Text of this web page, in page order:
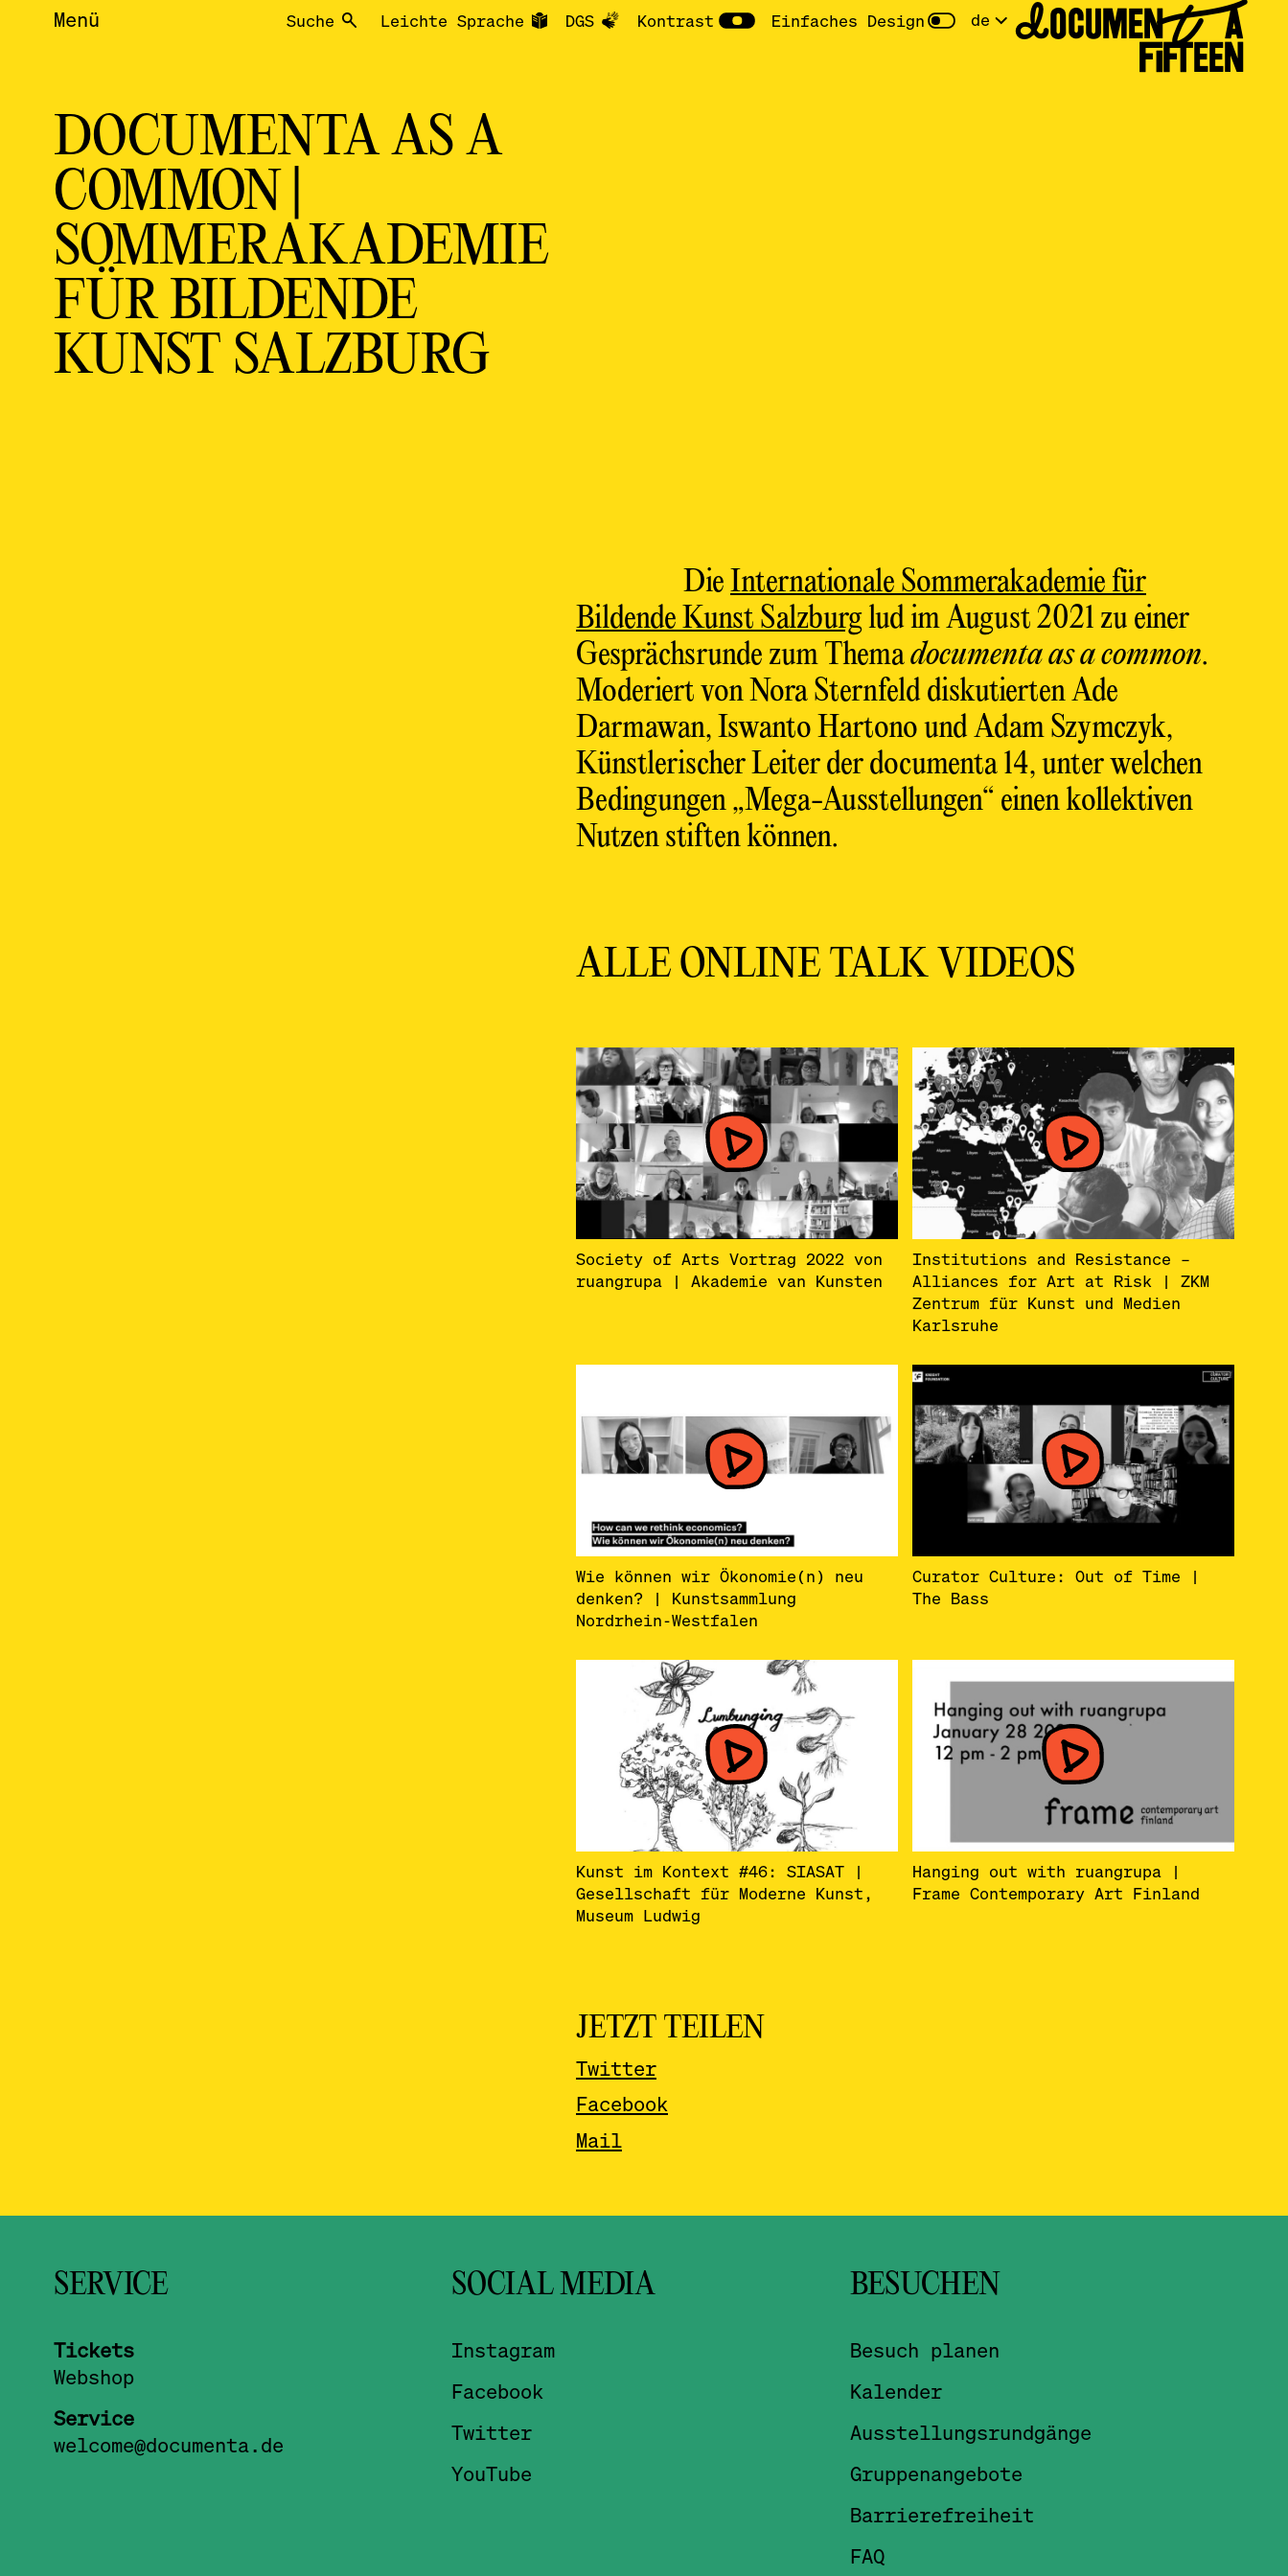
Menü Suche Leichte Sprache DGS Kontrast Einfaches Design de DOCUMENTA
FIFTEEN
DOCUMENTA AS A
COMMON |
SOMMERAKADEMIE
FÜR BILDENDE
KUNST SALZBURG
Die Internationale Sommerakademie für
Bildende Kunst Salzburglud im August 2021 zu einer
Gesprächsrunde zum Themadocumenta as a common.
Moderiert von Nora Sternfeld diskutierten Ade
Darmawan, Iswanto Hartono und Adam Szymczyk,
Künstlerischer Leiter der documenta 14, unter welchen
Bedingungen „Mega-Ausstellungen“ einen kollektiven
Nutzen stiften können.
ALLE ONLINE TALK VIDEOS
Society of Arts Vortrag 2022 von
ruangrupa | Akademie van Kunsten
­Institutions and Resistance –
Alliances for Art at Risk | ZKM
Zentrum für Kunst und Medien
Karlsruhe
Wie können wir Ökonomie(n) neu
denken? | Kunstsammlung
Nordrhein-Westfalen
Curator Culture: Out of Time |
The Bass
Kunst im Kontext #46: SIASAT |
Gesellschaft für Moderne Kunst,
Museum Ludwig
Hanging out with ruangrupa |
Frame Contemporary Art Finland
JETZT TEILEN
Twitter
Facebook
Mail
SERVICE
Tickets
Webshop
Service
welcome@documenta.de
SOCIAL MEDIA
Instagram
Facebook
Twitter
YouTube
BESUCHEN
Besuch planen
Kalender
Ausstellungsrundgänge
Gruppenangebote
Barrierefreiheit
FAQ